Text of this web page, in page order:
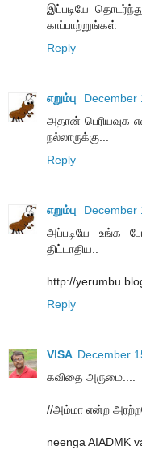
இப்ப‌டியே
காப்பாற்றுங்க‌ள்
Reply
எறும்பு
December
அதான் பெரியவுக
நல்லாருக்கு...
Reply
எறும்பு
December
அப்படியே உங்க
திட்டாதிய..
http://
Reply
VISA December
கவிதை அருமை....
//அம்மா என்ற
neenga AIADMK